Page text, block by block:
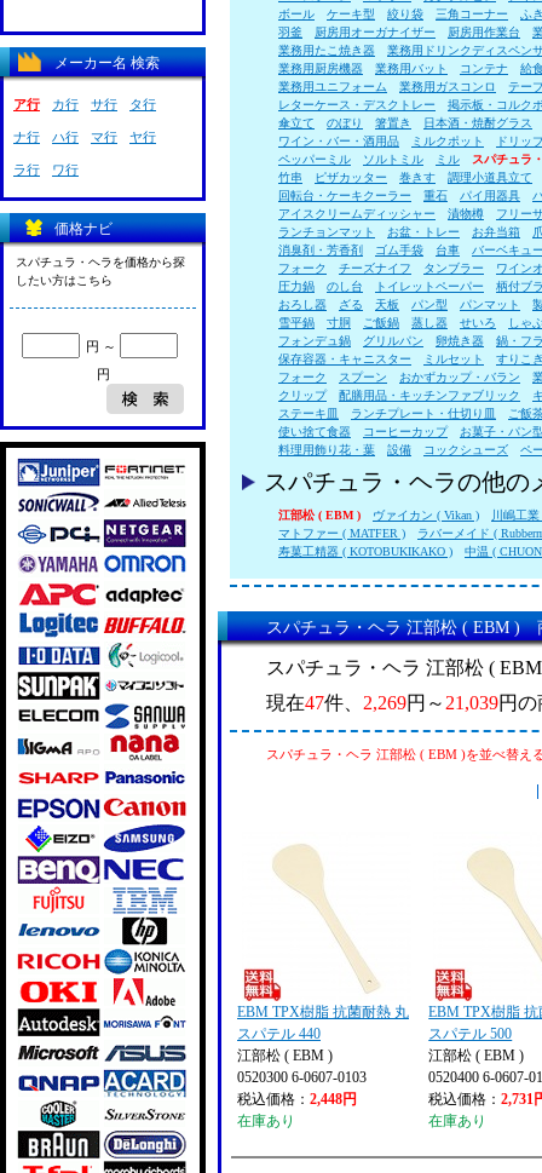
ボール
ケーキ型 絞り袋 三角コーナー
ふ
羽釜
厨房用オーガナイザー 厨房用作業台
業務用たこ焼き器
業務用ドリンクディスペン
業務用厨房機器
業務用バット コンテナ
給
業務用ユニフォーム
業務用ガスコンロ
テー
レターケース・デスクトレー
掲示板・コルク
傘立て
のぼり 箸置き
日本酒・焼酎グラス
ワイン・バー・酒用品
ミルクポット
ドリッ
ペッパーミル
ソルトミル ミル
スパチュラ
竹串
ピザカッター 巻きす
調理小道具立て
回転台・ケーキクーラー
重石 パイ用器具
アイスクリームディッシャー
漬物樽
フリー
ランチョンマット
お盆・トレー お弁当箱
消臭剤・芳香剤
ゴム手袋 台車
バーベキュ
フォーク
チーズナイフ タンブラー
ワイン
圧力鍋
のし台 トイレットペーパー
柄付ブ
おろし器
ざる 天板 パン型 パンマット
雪平鍋
寸胴 ご飯鍋 蒸し器 せいろ
しゃ
フォンデュ鍋
グリルパン 卵焼き器
鍋・フ
保存容器・キャニスター
ミルセット
すりこ
フォーク
スプーン おかずカップ・バラン
クリップ
配膳用品・キッチンファブリック
ステーキ皿
ランチプレート・仕切り皿
ご飯
使い捨て食器
コーヒーカップ
お菓子・パン
料理用飾り花・葉
設備 コックシューズ ペ
スパチュラ・ヘラの他の
江部松 ( EBM ) ヴァイカン ( Vikan )
川嶋工
マトファー ( MATFER )
ラバーメイド (
寿菓工精器 ( KOTOBUKIKAKO )
中温 (
スパチュラ・ヘラ 江部松 ( EBM )
スパチュラ・ヘラ 江部松 (
現在47件、 2,269円～21,039円
スパチュラ・ヘラ 江部松 ( EBM )を並べ替え
EBM TPX樹脂 抗菌耐熱 丸
スパテル 440
江部松 ( EBM )
0520300 6-0607-0103
税込価格： 2,448円
在庫あり
EBM TPX樹脂
スパテル 500
江部松 ( EBM )
0520400 6-0607-
税込価格：2,731
在庫あり
メーカー名 検索
ア行 カ行 サ行 タ行
ナ行 ハ行 マ行 ヤ行
ラ行 ワ行
価格ナビ
スパチュラ・ヘラを価格から探
したい方はこちら
円 ～
円